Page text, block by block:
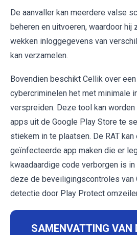
De aanvaller kan meerdere valse
beheren en uitvoeren, waardoor hij
wekken inloggegevens van
kan verzamelen.
Bovendien beschikt Cellik over
cybercriminelen het met minimale
verspreiden. Deze tool kan
apps uit de Google Play Store te
stiekem in te plaatsen. De RAT kan
geïnfecteerde app maken die er
kwaadaardige code verborgen is
deze de beveiligingscontroles van
detectie door Play Protect
SAMENVATTING VAN